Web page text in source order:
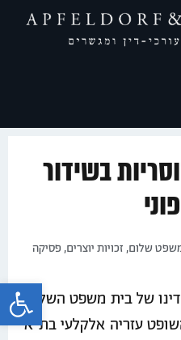
בשידור
שלום, זכויות יוצרים, פסיקה
ניתן פסק דינו של בית משפט השלום
עזריה אלקלעי בת"א